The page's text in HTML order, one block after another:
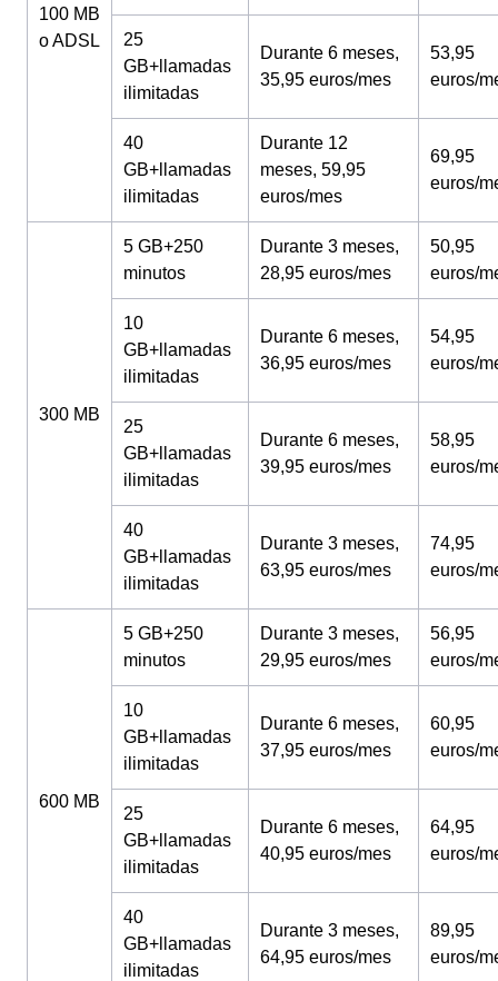
100 MB
o ADSL
25
GB+llamadas
ilimitadas
Durante 6 meses,
35,95 euros/mes
53,95
euros/
40
GB+llamadas
ilimitadas
Durante 12
meses, 59,95
euros/mes
69,95
euros/
300 MB
5 GB+250
minutos
Durante 3 meses,
28,95 euros/mes
50,95
euros/
10
GB+llamadas
ilimitadas
Durante 6 meses,
36,95 euros/mes
54,95
euros/
25
GB+llamadas
ilimitadas
Durante 6 meses,
39,95 euros/mes
58,95
euros/
40
GB+llamadas
ilimitadas
Durante 3 meses,
63,95 euros/mes
74,95
euros/
600 MB
5 GB+250
minutos
Durante 3 meses,
29,95 euros/mes
56,95
euros/
10
GB+llamadas
ilimitadas
Durante 6 meses,
37,95 euros/mes
60,95
euros/
25
GB+llamadas
ilimitadas
Durante 6 meses,
40,95 euros/mes
64,95
euros/
40
GB+llamadas
ilimitadas
Durante 3 meses,
64,95 euros/mes
89,95
euros/